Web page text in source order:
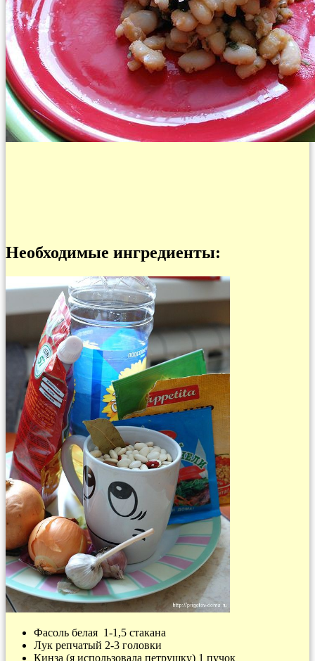
Необходимые ингредиенты:
Фасоль белая 1-1,5 стакана
Лук репчатый 2-3 головки
Кинза (я использовала петрушку) 1 пучок